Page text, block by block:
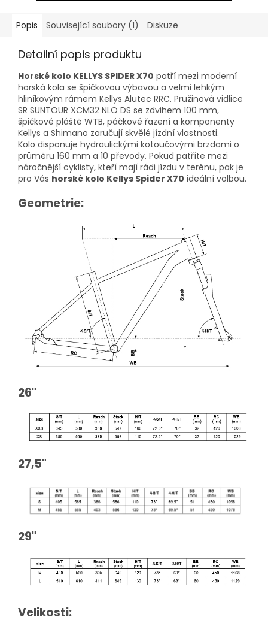
Popis Související soubory (1) Diskuze
Detailní popis produktu
Horské kolo KELLYS SPIDER X70 patří mezi moderní
horská kola se špičkovou výbavou a velmi lehkým
hliníkovým rámem Kellys Alutec RRC. Pružinová vidlice
SR SUNTOUR XCM32 NLO DS se zdvihem 100 mm,
špičkové pláště WTB, páčkové řazení a komponenty
Kellys a Shimano zaručují skvělé jízdní vlastnosti.
Kolo disponuje hydraulickými kotoučovými brzdami o
průměru 160 mm a 10 převody. Pokud patříte mezi
náročnější cyklisty, kteří mají rádi jízdu v terénu, pak je
pro Vás horské kolo Kellys Spider X70 ideální volbou.
Geometrie:
26"
27,5"
29"
Velikosti: